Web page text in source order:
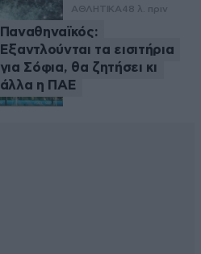
ΑΘΛΗΤΙΚΑ48 λ. πριν
Παναθηναϊκός:
Εξαντλούνται τα εισιτήρια
για Σόφια, θα ζητήσει κι
άλλα η ΠΑΕ